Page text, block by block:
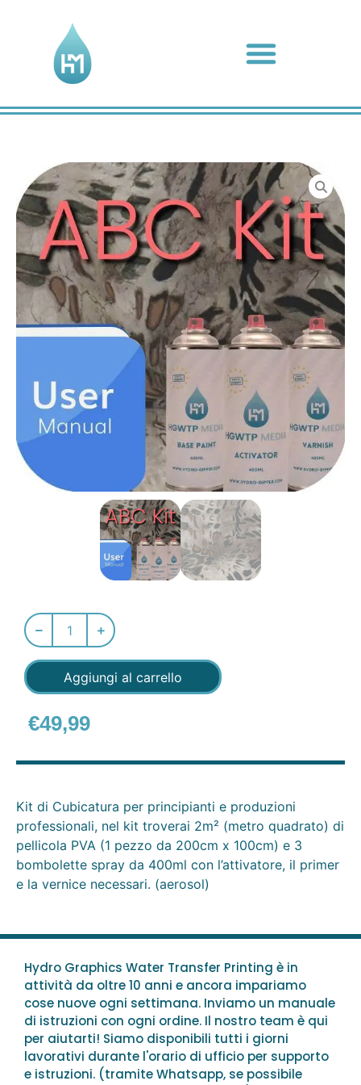
Aggiungi al carrello
€49,99
Kit di Cubicatura per principianti e produzioni
professionali, nel kit troverai 2m² (metro quadrato) di
pellicola PVA (1 pezzo da 200cm x 100cm) e 3
bombolette spray da 400ml con l’attivatore, il primer
e la vernice necessari. (aerosol)
Hydro Graphics Water Transfer Printing è in
attività da oltre 10 anni e ancora impariamo
cose nuove ogni settimana. Inviamo un manuale
di istruzioni con ogni ordine. Il nostro team è qui
per aiutarti! Siamo disponibili tutti i giorni
lavorativi durante l'orario di ufficio per supporto
e istruzioni. (tramite Whatsapp, se possibile